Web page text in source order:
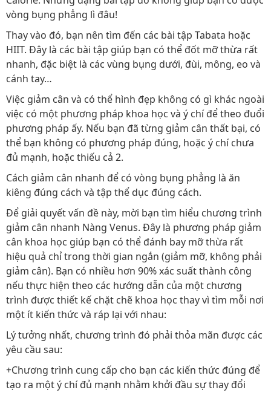
vòng bụng phẳng lì đâu!
Thay vào đó, bạn nên tìm đến các bài tập Tabata hoặc
HIIT. Đây là các bài tập giúp bạn có thể đốt mỡ thừa rất
nhanh, đặc biệt là các vùng bụng dưới, đùi, mông, eo và
cánh tay…
Việc giảm cân và có thể hình đẹp không có gì khác ngoài
việc có một phương pháp khoa học và ý chí để theo đuổi
phương pháp ấy. Nếu bạn đã từng giảm cân thất bại, có
thể bạn không có phương pháp đúng, hoặc ý chí chưa
đủ mạnh, hoặc thiếu cả 2.
Cách giảm cân nhanh để có vòng bụng phẳng là ăn
kiêng đúng cách và tập thể dục đúng cách.
Để giải quyết vấn đề này, mời bạn tìm hiểu chương trình
giảm cân nhanh Nàng Venus. Đây là phương pháp giảm
cân khoa học giúp bạn có thể đánh bay mỡ thừa rất
hiệu quả chỉ trong thời gian ngắn (giảm mỡ, không phải
giảm cân). Bạn có nhiều hơn 90% xác suất thành công
nếu thực hiện theo các hướng dẫn của một chương
trình được thiết kế chặt chẽ khoa học thay vì tìm mỗi nơi
một ít kiến thức và ráp lại với nhau:
Lý tưởng nhất, chương trình đó phải thỏa mãn được các
yêu cầu sau:
+Chương trình cung cấp cho bạn các kiến thức đúng để
tạo ra một ý chí đủ mạnh nhằm khởi đầu sự thay đổi